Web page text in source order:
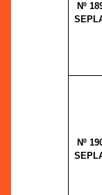
Nº
Nº